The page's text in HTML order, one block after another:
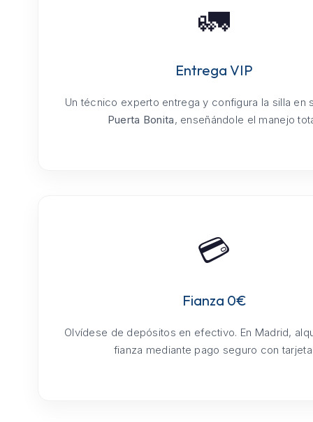
🚛
Entrega VIP
Un técnico experto entrega y configura la silla en
Puerta Bonita, enseñándole el manejo
💳
Fianza 0€
Olvídese de depósitos en efectivo. En Madrid,
fianza mediante pago seguro con